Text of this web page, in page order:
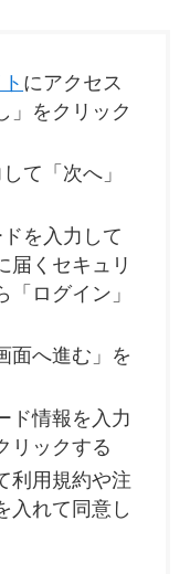
にアクセス
」をクリック
て「次へ」
を入力して
届くセキュリ
ログイン」
面へ進む」を
ド情報を入力
リックする
利用規約や注
入れて同意し